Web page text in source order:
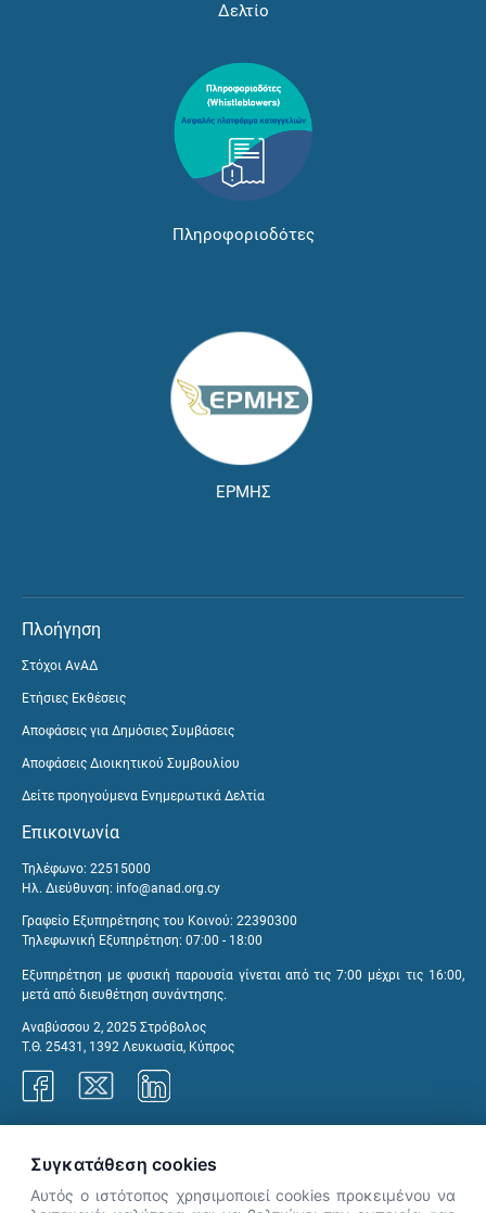
Δελτίο
Πληροφοριοδότες
ΕΡΜΗΣ
Πλοήγηση
Στόχοι ΑνΑΔ
Ετήσιες Εκθέσεις
Αποφάσεις για Δημόσιες Συμβάσεις
Αποφάσεις Διοικητικού Συμβουλίου
Δείτε προηγούμενα Ενημερωτικά Δελτία
Επικοινωνία
Τηλέφωνο: 22515000
Ηλ. Διεύθυνση: info@anad.org.cy
Γραφείο Εξυπηρέτησης του Κοινού: 22390300
Τηλεφωνική Εξυπηρέτηση: 07:00 - 18:00
Εξυπηρέτηση με φυσική παρουσία γίνεται από τις 7:00 μέχρι τις 16:00,
μετά από διευθέτηση συνάντησης.
Αναβύσσου 2, 2025 Στρόβολος
Τ.Θ. 25431, 1392 Λευκωσία, Κύπρος
Συγκατάθεση cookies
Αυτός ο ιστότοπος χρησιμοποιεί cookies προκειμένου να